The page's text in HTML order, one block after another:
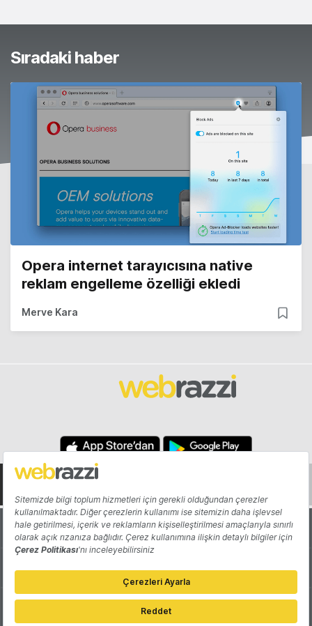
Sıradaki haber
Opera internet tarayıcısına native
reklam engelleme özelliği ekledi
Merve Kara
Hakkında Yazarlar
Katkıda Bulun Reklam